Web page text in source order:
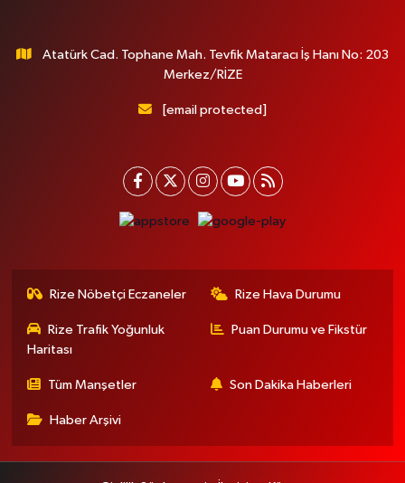
Atatürk Cad. Tophane Mah. Tevfik Mataracı İş Hanı No: 203
Merkez/RİZE
[email protected]
Rize Nöbetçi Eczaneler Rize Hava Durumu
Rize Trafik Yoğunluk
Haritası
Puan Durumu ve Fikstür
Tüm Manşetler Son Dakika Haberleri
Haber Arşivi